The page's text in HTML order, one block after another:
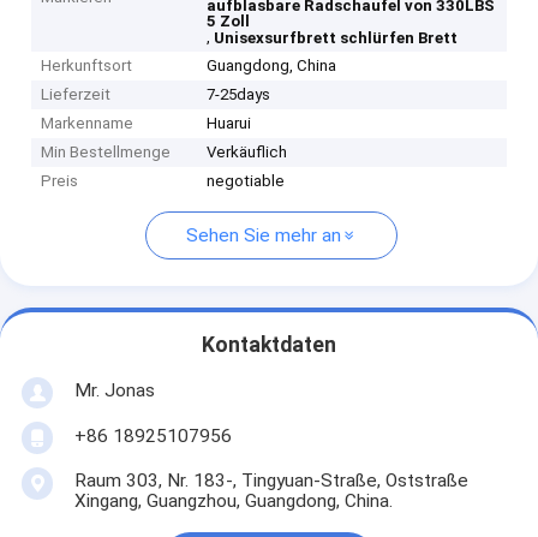
aufblasbare Radschaufel von 330LBS
5 Zoll
, Unisexsurfbrett schlürfen Brett
Herkunftsort
Guangdong, China
Lieferzeit
7-25days
Markenname
Huarui
Min Bestellmenge
Verkäuflich
Preis
negotiable
Sehen Sie mehr an
Kontaktdaten
Mr. Jonas
+86 18925107956
Raum 303, Nr. 183-, Tingyuan-Straße, Oststraße
Xingang, Guangzhou, Guangdong, China.